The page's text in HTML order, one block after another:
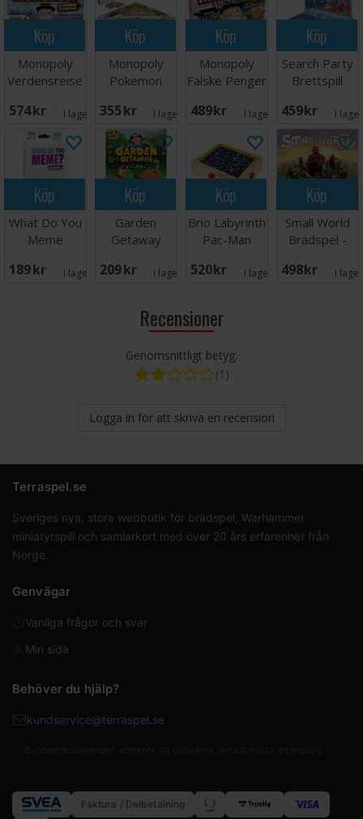
Köp
Monopoly
Verdensreise
Norsk
574 SEK I lager: 1
Köp
Monopoly
Pokemon
Brädspel
355 SEK I lager: 4
Köp
Monopoly
Falske Penger
489 SEK I lager: 1
Köp
Search Party
Brettspill
459 SEK I
Köp
What Do You
Meme
Norsk
189 SEK I lager: 1
Köp
Garden
Getaway
209 SEK I lager: 2
Köp
Brio Labyrinth
Pac-Man
520 SEK I lager: 3
Köp
Small World
Brädspel -
498 SEK I
Recensioner
Genomsnittligt betyg:
(1)
Logga in för att skriva en recension
Terraspel.se
Sveriges nya, stora webbutik för brädspel, Warhammer
miniatyrspill och samlarkort med över 20 års erfarenhet från
Norge.
Genvägar
Vanliga frågor och svar
Min sida
Behöver du hjälp?
kundservice@terraspel.se
Faktura / Delbetalning